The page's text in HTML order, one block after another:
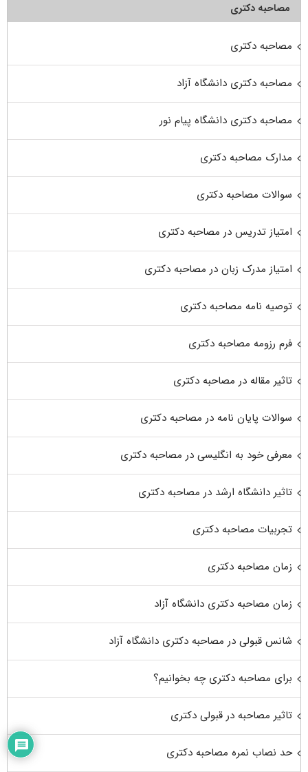
مصاحبه دکتری
مصاحبه دکتری
مصاحبه دکتری دانشگاه آزاد
مصاحبه دکتری دانشگاه پیام نور
مدارک مصاحبه دکتری
سوالات مصاحبه دکتری
امتیاز تدریس در مصاحبه دکتری
امتیاز مدرک زبان در مصاحبه دکتری
توصیه نامه مصاحبه دکتری
فرم رزومه مصاحبه دکتری
تاثیر مقاله در مصاحبه دکتری
سوالات پایان نامه در مصاحبه دکتری
معرفی خود به انگلیسی در مصاحبه دکتری
تاثیر دانشگاه ارشد در مصاحبه دکتری
تجربیات مصاحبه دکتری
زمان مصاحبه دکتری
زمان مصاحبه دکتری دانشگاه آزاد
شانس قبولی در مصاحبه دکتری دانشگاه آزاد
برای مصاحبه دکتری چه بخوانیم؟
تاثیر مصاحبه در قبولی دکتری
حد نصاب نمره مصاحبه دکتری